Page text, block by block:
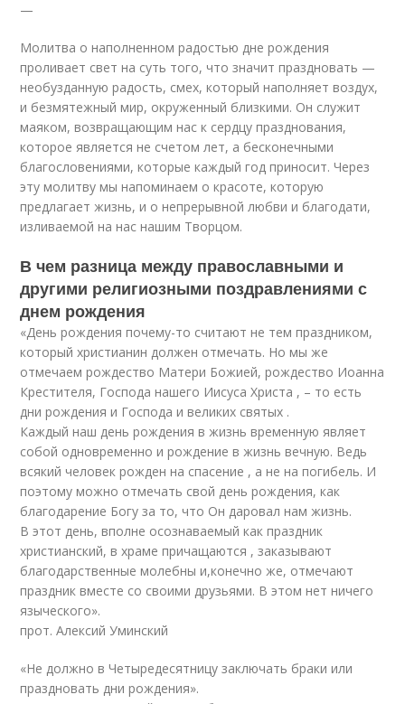
—
Молитва о наполненном радостью дне рождения
проливает свет на суть того, что значит праздновать —
необузданную радость, смех, который наполняет воздух,
и безмятежный мир, окруженный близкими. Он служит
маяком, возвращающим нас к сердцу празднования,
которое является не счетом лет, а бесконечными
благословениями, которые каждый год приносит. Через
эту молитву мы напоминаем о красоте, которую
предлагает жизнь, и о непрерывной любви и благодати,
изливаемой на нас нашим Творцом.
В чем разница между православными и
другими религиозными поздравлениями с
днем рождения
«День рождения почему-то считают не тем праздником,
который христианин должен отмечать. Но мы же
отмечаем рождество Матери Божией, рождество Иоанна
Крестителя, Господа нашего Иисуса Христа , – то есть
дни рождения и Господа и великих святых .
Каждый наш день рождения в жизнь временную являет
собой одновременно и рождение в жизнь вечную. Ведь
всякий человек рожден на спасение , а не на погибель. И
поэтому можно отмечать свой день рождения, как
благодарение Богу за то, что Он даровал нам жизнь.
В этот день, вполне осознаваемый как праздник
христианский, в храме причащаются , заказывают
благодарственные молебны и,конечно же, отмечают
праздник вместе со своими друзьями. В этом нет ничего
языческого».
прот. Алексий Уминский
«Не должно в Четыредесятницу заключать браки или
праздновать дни рождения».